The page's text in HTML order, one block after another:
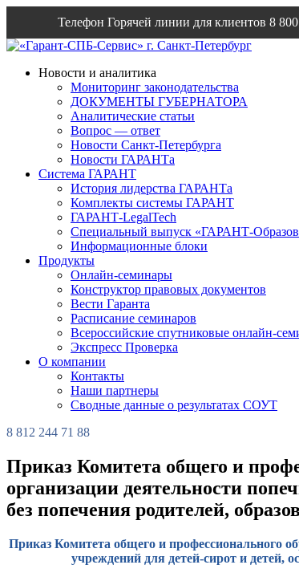
Телефон Горячей линии для клиентов 8
Emailinfo@garantsp.ru
Новости и аналитика
Мониторинг законодательства
ДОКУМЕНТЫ ГУБЕРНАТОРА
Аналитические статьи
Вопрос — ответ
Новости Санкт-Петербурга
Новости ГАРАНТа
Система ГАРАНТ
История лидерства ГАРАНТа
Комплекты системы ГАРАНТ
ГАРАНТ-LegalTech
Специальный выпуск «ГАРАНТ-
Информационные блоки
Продукты
Онлайн-семинары
Конструктор правовых документов
Вести Гаранта
Расписание семинаров
Всероссийские спутниковые онлайн-
Экспресс Проверка
О компании
Контакты
Наши партнеры
Сводные данные о результатах СОУТ
8 812 244 71 88
Приказ Комитета общего и
организации деятельности
без попечения родителей,
Приказ Комитета общего и профессионального
учреждений для детей-сирот и детей,